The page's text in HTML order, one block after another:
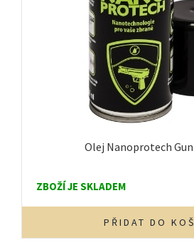
Olej Nanoprotech
ZBOŽÍ JE SKLADEM
PŘIDAT DO